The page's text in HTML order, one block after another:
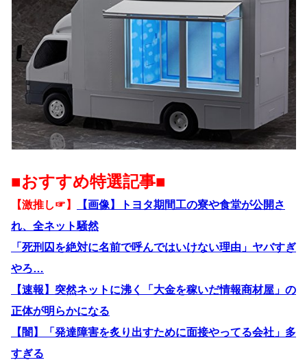
■おすすめ特選記事■
【激推し☞】
【画像】トヨタ期間工の寮や食堂が公開さ
れ、全ネット騒然
「死刑囚を絶対に名前で呼んではいけない理由」ヤバすぎ
やろ…
【速報】突然ネットに沸く「大金を稼いだ情報商材屋」の
正体が明らかになる
【闇】「発達障害を炙り出すために面接やってる会社」多
すぎる